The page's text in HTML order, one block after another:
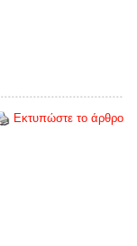
Εκτυπώστε το άρθρο